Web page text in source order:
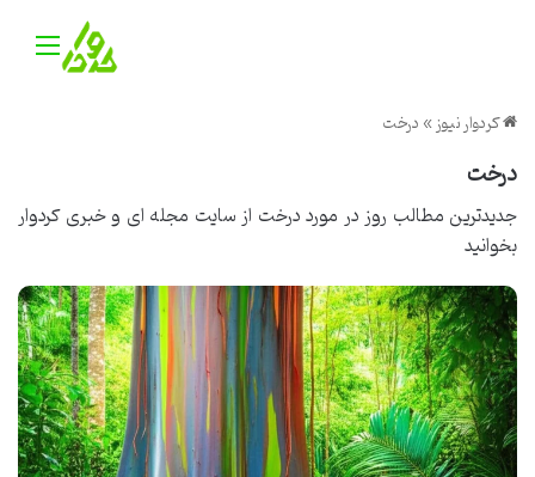
کردوار نیوز»درخت
درخت
جدیدترین مطالب روز در مورد درخت ازسایت مجله ای و خبری کردوار
بخوانید